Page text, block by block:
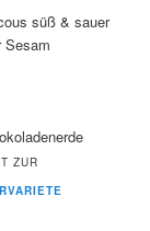
süß & sauer
Sesam
ZUR